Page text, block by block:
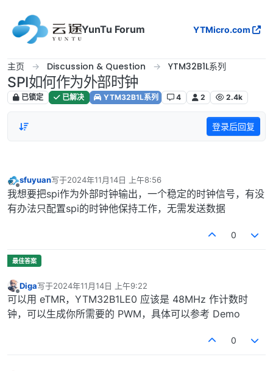
YunTu Forum
YTMicro.com
主页 Discussion & Question YTM32B1L系列
SPI如何作为外部时钟
已锁定 已解决 YTM32B1L系列 4 2 2.4k
登录后回复
离线
sfuyuan写于2024年11月14日 上午8:56
最后由 编辑
我想要把spi作为外部时钟输出，一个稳定的时钟信号，有没
有办法只配置spi的时钟他保持工作，无需发送数据
0
离线
Diga写于2024年11月14日 上午9:22
最后由 编辑
可以用 eTMR，YTM32B1LE0 应该是 48MHz 作计数时
钟，可以生成你所需要的 PWM，具体可以参考 Demo
0